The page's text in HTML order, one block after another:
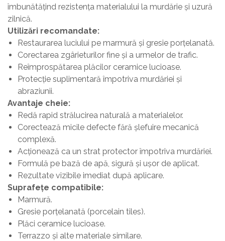
îmbunătățind rezistența materialului la murdărie și uzură
zilnică.
Utilizări recomandate:
Restaurarea luciului pe marmură și gresie porțelanată.
Corectarea zgârieturilor fine și a urmelor de trafic.
Reîmprospătarea plăcilor ceramice lucioase.
Protecție suplimentară împotriva murdăriei și
abraziunii.
Avantaje cheie:
Redă rapid strălucirea naturală a materialelor.
Corectează micile defecte fără șlefuire mecanică
complexă.
Acționează ca un strat protector împotriva murdăriei.
Formulă pe bază de apă, sigură și ușor de aplicat.
Rezultate vizibile imediat după aplicare.
Suprafețe compatibile:
Marmură.
Gresie porțelanată (porcelain tiles).
Plăci ceramice lucioase.
Terrazzo și alte materiale similare.